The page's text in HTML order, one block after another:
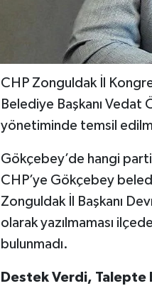
CHP Zonguldak İl
Belediye Başkanı Vedat
yönetiminde temsil
Gökçebey’de hangi
CHP’ye Gökçebey
Zonguldak İl Başkanı
olarak yazılmaması
bulunmadı.
Destek Verdi, Talepte